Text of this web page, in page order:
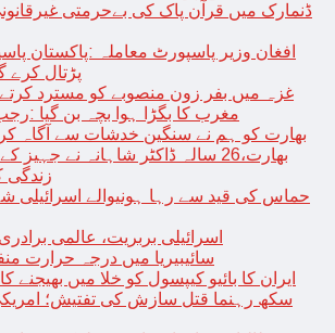
ڈنمارک میں قرآن پاک کی بےحرمتی
افغان وزیر پاسپورٹ معاملہ :پاکستان
پڑتال کرے
غزہ میں بفر زون منصوبے کو مسترد کرتے
مغرب کا بگڑا ہوا بچہ بن گیا
بھارت کو ہم نے سنگین خدشات سے آگاہ
بھارت،26 سالہ ڈاکٹر شاہانہ نے
زندگی
حماس کی قید سے رہا ہونیوالے اسرائیلی
اسرائیلی بربریت، عالمی
سائیبیریا میں درجہ حرارت منفی 56
ایران کا بائیو کیپسول کو خلا میں بھیجنے
سکھ رہنما قتل سازش کی تفتیش؛